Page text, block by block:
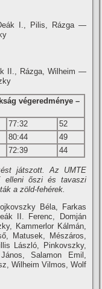
I., Pilis, Rázga —
II., Rázga, Wilheim —
végeredménye –
77:32
52
80:44
49
72:39 44
játszott. Az UMTE
elleni őszi és tavaszi
a zöld-fehérek.
Béla, Farkas
II. Ferenc, Domján
Kammerlor Kálmán,
Matusek, Mészáros,
László, Pinkovszky,
Salamon Emil,
Wilheim Vilmos, Wolf